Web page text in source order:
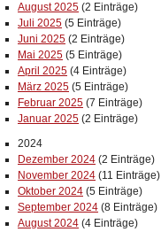
August 2025 (2 Einträge)
Juli 2025 (5 Einträge)
Juni 2025 (2 Einträge)
Mai 2025 (5 Einträge)
April 2025 (4 Einträge)
März 2025 (5 Einträge)
Februar 2025 (7 Einträge)
Januar 2025 (2 Einträge)
2024
Dezember 2024 (2 Einträge)
November 2024 (11 Einträge)
Oktober 2024 (5 Einträge)
September 2024 (8 Einträge)
August 2024 (4 Einträge)